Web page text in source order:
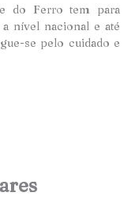
do Ferro tem para
nível nacional e até
se pelo cuidado e